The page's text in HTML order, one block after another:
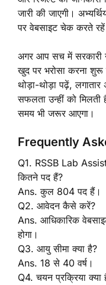
जारी की जाएगी।
पर वेबसाइट चेक करते
अगर आप सच में सरकारी
खुद पर भरोसा करना शुरू
थोड़ा-थोड़ा पढ़ें,
सफलता उन्हीं को
समय भी जरूर आएगा।
Frequently
Q1. RSSB Lab
कितने पद हैं?
Ans. कुल 804 पद हैं।
Q2. आवेदन कैसे करें?
Ans. आधिकारिक
होगा।
Q3. आयु सीमा क्या है?
Ans. 18 से 40 वर्ष।
Q4. चयन प्रक्रिया क्या